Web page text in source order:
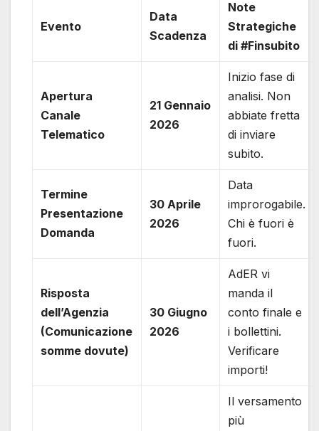
Evento
Data
Scadenza
Note
Strategiche
di #Finsubito
Apertura
Canale
Telematico
21 Gennaio
2026
Inizio fase di
analisi. Non
abbiate fretta
di inviare
subito.
Termine
Presentazione
Domanda
30 Aprile
2026
Data
improrogabile.
Chi è fuori è
fuori.
Risposta
dell’Agenzia
(Comunicazione
somme dovute)
30 Giugno
2026
AdER vi
manda il
conto finale e
i bollettini.
Verificare
importi!
Il versamento
più